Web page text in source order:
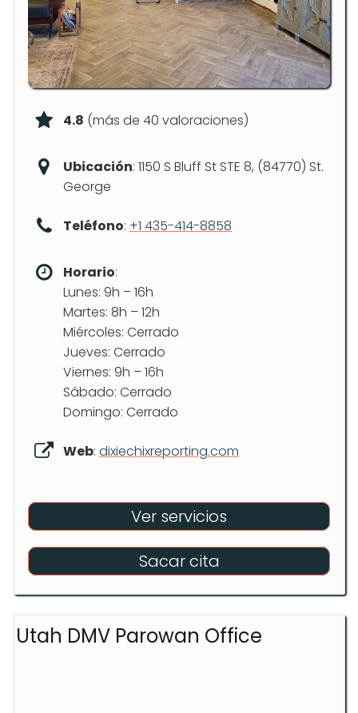
4.8 (más de 40 valoraciones)
Ubicación: 1150 S Bluff St STE 8, (84770) St.
George
Teléfono: +1 435-414-8858
Horario:
Lunes: 9h – 16h
Martes: 8h – 12h
Miércoles: Cerrado
Jueves: Cerrado
Viernes: 9h – 16h
Sábado: Cerrado
Domingo: Cerrado
Web: dixiechixreporting.com
Ver servicios
Sacar cita
Utah DMV Parowan Office